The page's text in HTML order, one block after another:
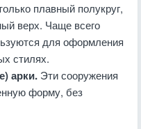
плавный полукруг,
верх. Чаще всего
для оформления
стилях.
арки. Эти сооружения
форму, без